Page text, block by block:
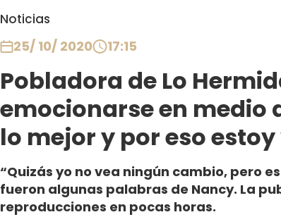
Noticias
25/ 10/ 2020 17:15
Pobladora de Lo
emocionarse en medio
lo mejor y por eso
“Quizás yo no vea ningún cambio, pero
fueron algunas palabras de Nancy. La
reproducciones en pocas horas.